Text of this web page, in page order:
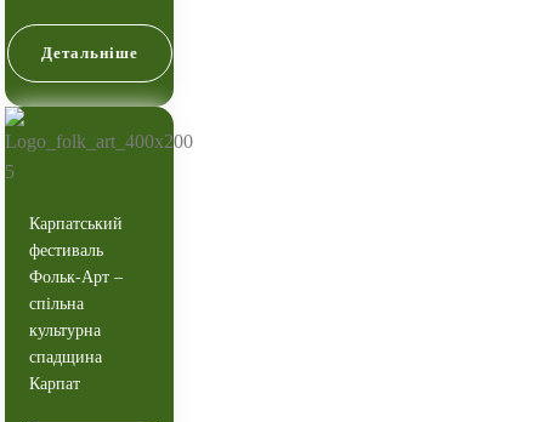
Детальніше
Карпатський
фестиваль
Фольк-Арт –
спільна
культурна
спадщина
Карпат